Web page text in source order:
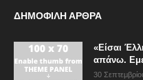
ΔΗΜΟΦΙΛΗ ΑΡΘΡΑ
«Είσαι
απάνω.
30